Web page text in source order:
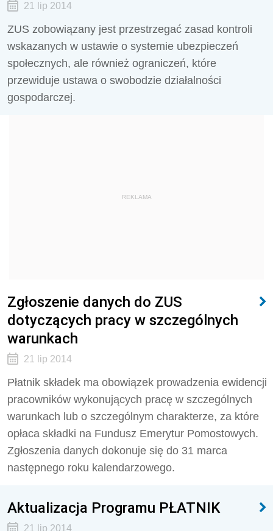
21 lip 2014
ZUS zobowiązany jest przestrzegać zasad kontroli
wskazanych w ustawie o systemie ubezpieczeń
społecznych, ale również ograniczeń, które
przewiduje ustawa o swobodzie działalności
gospodarczej.
REKLAMA
Zgłoszenie danych do ZUS
dotyczących pracy w szczególnych
warunkach
21 lip 2014
Płatnik składek ma obowiązek prowadzenia ewidencji
pracowników wykonujących pracę w szczególnych
warunkach lub o szczególnym charakterze, za które
opłaca składki na Fundusz Emerytur Pomostowych.
Zgłoszenia danych dokonuje się do 31 marca
następnego roku kalendarzowego.
Aktualizacja Programu PŁATNIK
21 lip 2014